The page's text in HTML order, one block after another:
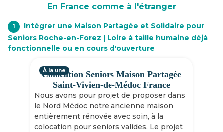
En France comme à l'étranger
1
Intégrer une Maison Partagée et Solidaire pour
Seniors Roche-en-Forez | Loire à taille humaine déjà
fonctionnelle ou en cours d'ouverture
Colocation Seniors Maison Partagée
Saint-Vivien-de-Médoc France
Nous avons pour projet de proposer dans
le Nord Médoc notre ancienne maison
entièrement rénovée avec soin, à la
colocation pour seniors valides. Le projet
À la une